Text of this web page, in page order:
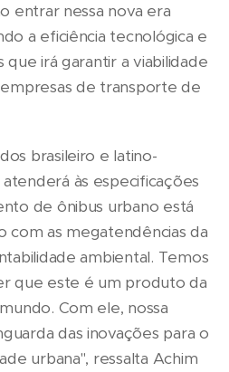
entrar nessa nova era
a eficiência tecnológica e
irá garantir a viabilidade
de transporte de
brasileiro e latino-
às especificações
de ônibus urbano está
com as megatendências da
ambiental. Temos
que este é um produto da
Com ele, nossa
das inovações para o
urbana", ressalta Achim